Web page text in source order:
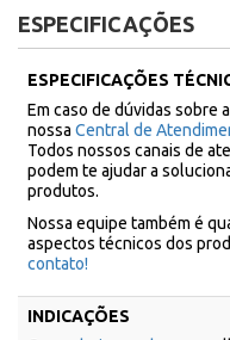
ESPECIFICAÇÕES
ESPECIFICAÇÕES
Em caso de dúvidas sobre
nossa Central de
Todos nossos canais de
podem te ajudar a
produtos.
Nossa equipe também é
aspectos técnicos dos
contato!
INDICAÇÕES